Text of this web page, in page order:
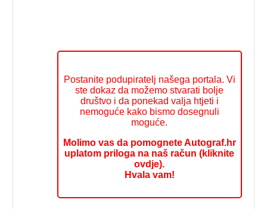
Postanite podupiratelj našega portala. Vi
ste dokaz da možemo stvarati bolje
društvo i da ponekad valja htjeti i
nemoguće kako bismo dosegnuli
moguće.
Molimo vas da pomognete Autograf.hr
uplatom priloga na naš račun (kliknite
ovdje).
Hvala vam!